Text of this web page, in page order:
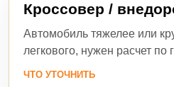
Кроссовер /
Автомобиль тяжелее или
легкового, нужен расчет по
ЧТО УТОЧНИТЬ